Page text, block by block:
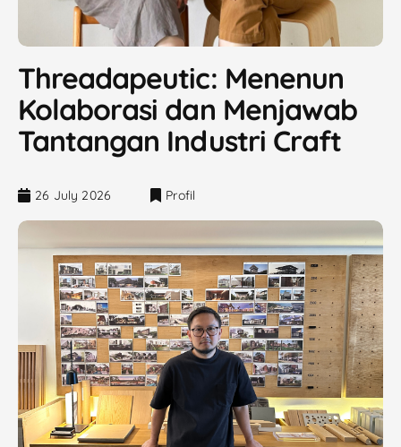
Threadapeutic: Menenun
Kolaborasi dan Menjawab
Tantangan Industri Craft
26 July 2026 Profil